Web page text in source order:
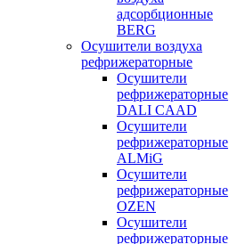
адсорбционные
BERG
Осушители воздуха
рефрижераторные
Осушители
рефрижераторные
DALI CAAD
Осушители
рефрижераторные
ALMiG
Осушители
рефрижераторные
OZEN
Осушители
рефрижераторные